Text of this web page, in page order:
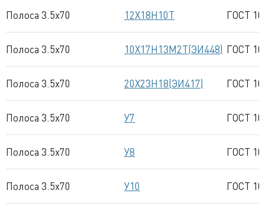
Полоса 3.5x70 12Х18Н10Т ГОСТ
Полоса 3.5x70 10Х17Н13М2Т(ЭИ448) ГОСТ
Полоса 3.5x70 20Х23Н18(ЭИ417) ГОСТ
Полоса 3.5x70 У7 ГОСТ
Полоса 3.5x70 У8 ГОСТ
Полоса 3.5x70 У10 ГОСТ